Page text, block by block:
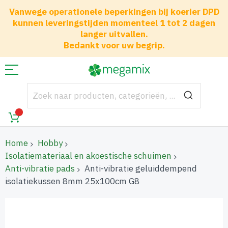
Vanwege operationele beperkingen bij koerier DPD
kunnen leveringstijden momenteel 1 tot 2 dagen
langer uitvallen.
Bedankt voor uw begrip.
Home
Hobby
Isolatiemateriaal en akoestische schuimen
Anti-vibratie pads
Anti-vibratie geluiddempend
isolatiekussen 8mm 25x100cm G8